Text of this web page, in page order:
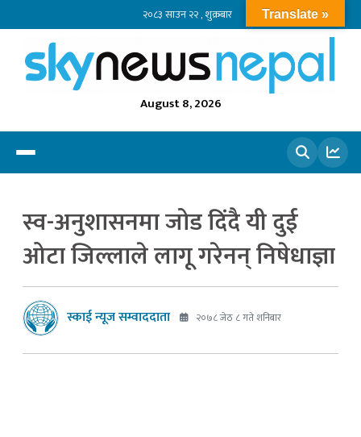
२०८३ साउन २२ , शुक्रबार
August 8, 2026
स्व-अनुशासनमा जोड दिंदै यी दुई
ओटा जिल्लाले लागू गरेनन् निषेधाज्ञा
स्काई न्यूज सम्वाददाता २०७८ जेठ ८ गते शनिबार
Translate »